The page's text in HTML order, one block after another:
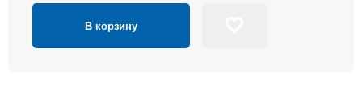
В корзину